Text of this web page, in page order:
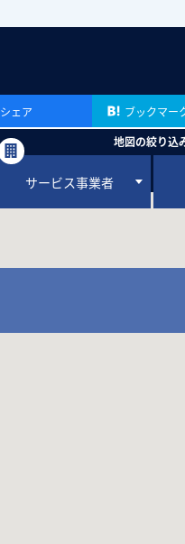
シェア ブックマー
地図の絞り込
サービス事業者